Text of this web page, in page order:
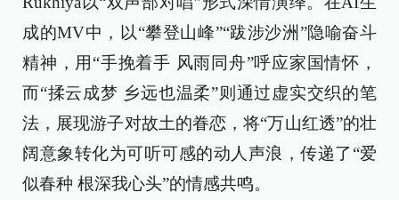
成的MV中，以“攀登山峰”“跋涉沙洲”隐喻奋斗
精神，用“手挽着手 风雨同舟”呼应家国情怀，
而“揉云成梦 乡远也温柔”则通过虚实交织的笔
法，展现游子对故土的眷恋，将“万山红透”的壮
阔意象转化为可听可感的动人声浪，传递了“爱
似春种 根深我心头”的情感共鸣。